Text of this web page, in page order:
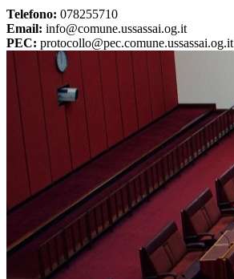
Telefono: 078255710
Email: info@comune.ussassai.og.it
PEC: protocollo@pec.comune.ussassai.og.it